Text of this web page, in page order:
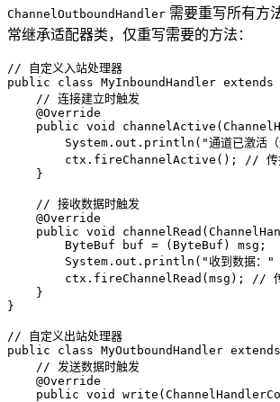
ChannelOutboundHandler 需要重写所有方
常继承适配器类，仅重写需要的方法：
// 自定义入站处理器
public
class MyInboundHandler extends
// 连接建立时触发
@Override
public void channelActive
        System.out.println(
"通道已激活
        ctx.fireChannelActive();
// 传
    }
// 接收数据时触发
@Override
public void channelRead
ByteBuf
buf = (ByteBuf) msg;
        System.out.println(
"收到数据："
        ctx.fireChannelRead(msg);
// 传
    }
}
// 自定义出站处理器
public
class MyOutboundHandler extends
// 发送数据时触发
@Override
public void write